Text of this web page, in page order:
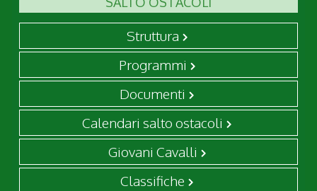
Struttura
Programmi
Documenti
Calendari salto ostacoli
Giovani Cavalli
Classifiche